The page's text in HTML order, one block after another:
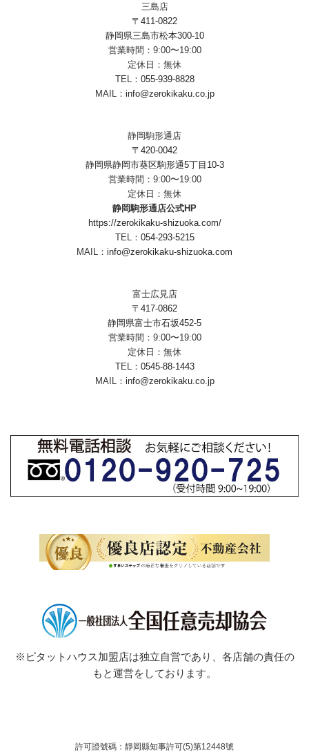
三島店
〒411-0822
静岡県三島市松本300-10
営業時間：9:00〜19:00
定休日：無休
TEL： 055-939-8828
MAIL： info@zerokikaku.co.jp
静岡駒形通店
〒420-0042
静岡県静岡市葵区駒形通5丁目10-3
営業時間：9:00〜19:00
定休日：無休
静岡駒形通店公式HP
https://zerokikaku-shizuoka.com/
TEL： 054-293-5215
MAIL： info@zerokikaku-shizuoka.com
富士広見店
〒417-0862
静岡県富士市石坂452-5
営業時間：9:00〜19:00
定休日：無休
TEL： 0545-88-1443
MAIL： info@zerokikaku.co.jp
※ピタットハウス加盟店は独立自営であり、各店舗の責任の
もと運営をしております。
許可證號碼：靜岡縣知事許可(5)第12448號